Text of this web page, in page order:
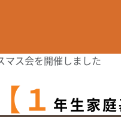
マス会を開催しました
【１ 年生家